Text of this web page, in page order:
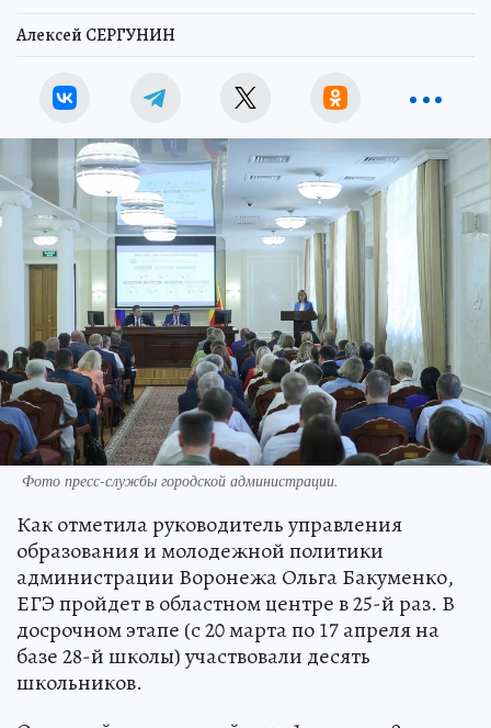
Алексей СЕРГУНИН
Фото пресс-службы городской администрации.
Как отметила руководитель управления
образования и молодежной политики
администрации Воронежа Ольга Бакуменко,
ЕГЭ пройдет в областном центре в 25-й раз. В
досрочном этапе (с 20 марта по 17 апреля на
базе 28-й школы) участвовали десять
школьников.